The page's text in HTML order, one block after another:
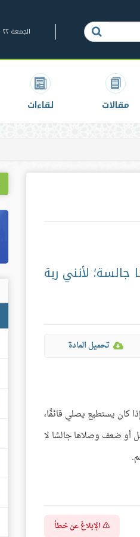
الجمعة ٢٢ / صفر / ١٤٤٨
مقالات لقاءات
لأنني ربة
تحميل المادة
كان يستطيع يصلي قائمًًا،
أو ضعف وصلاها جالسًا لا
الإبلاغ عن خطأ